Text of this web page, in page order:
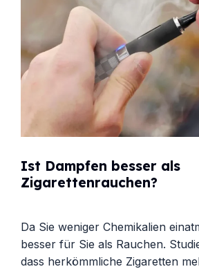
Ist Dampfen besser als
Zigarettenrauchen?
Da Sie weniger Chemikalien
besser für Sie als Rauchen.
dass herkömmliche Zigaretten